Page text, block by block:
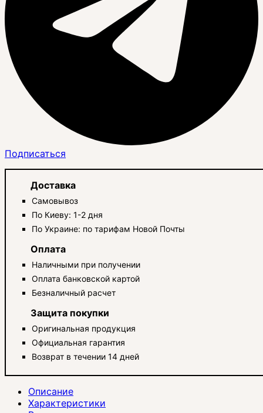
Подписаться
Доставка
Самовывоз
По Киеву: 1-2 дня
По Украине: по тарифам Новой Почты
Оплата
Наличными при получении
Оплата банковской картой
Безналичный расчет
Защита покупки
Оригинальная продукция
Официальная гарантия
Возврат в течении 14 дней
Описание
Характеристики